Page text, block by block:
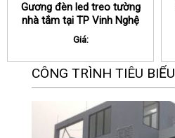
Gương đèn led treo tường
nhà tắm tại TP Vinh Nghệ
An
Giá:
CÔNG TRÌNH TIÊU BIỂU